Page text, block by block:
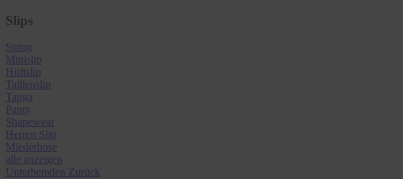
Slips
String
Minislip
Hüftslip
Taillenslip
Tanga
Panty
Shapewear
Herren Slip
Miederhose
alle anzeigen
Unterhemden Zurück